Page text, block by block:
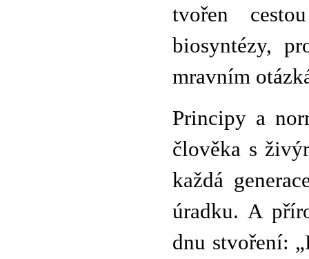
tvořen
biosyntézy,
mravním
Principy a
člověka s
každá
úradku. A
dnu stvoření: